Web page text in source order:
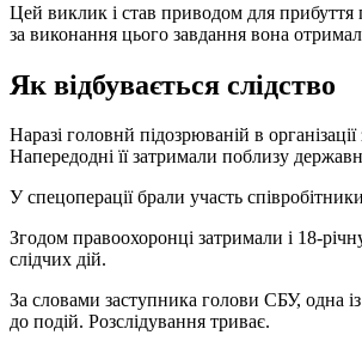
Цей виклик і став приводом для прибуття
за виконання цього завдання вона
Як відбувається слідство
Наразі головнй підозрюваній в
Напередодні її затримали поблизу
У спецоперації брали участь
Згодом правоохоронці затримали і 18-
слідчих дій.
За словами заступника голови СБУ, одна
до подій. Розслідування триває.